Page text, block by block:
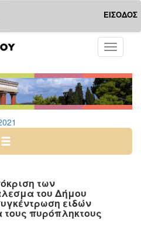
ΕΙΣΟΔΟΣ
Toggle
των
του Δήμου
ειδών
πυρόπληκτους